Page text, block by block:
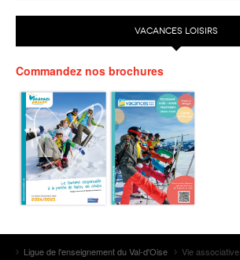
VACANCES LOISIRS
Commandez nos brochures
Ligue de l'enseignement du Val-d'Oise Vie associative